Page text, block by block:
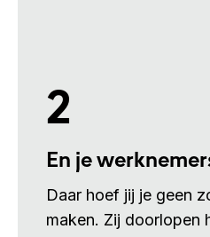
2
En je
Daar hoef jij je geen
maken. Zij doorlopen